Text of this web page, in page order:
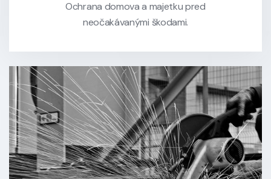
Ochrana domova a majetku pred
neočakávanými škodami.